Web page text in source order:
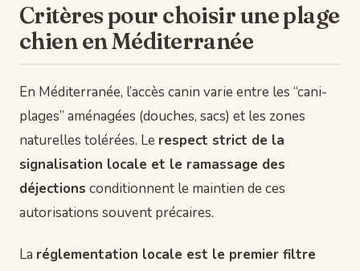
Critères pour choisir une plage
chien en Méditerranée
En Méditerranée, l’accès canin varie entre les “cani-
plages” aménagées (douches, sacs) et les zones
naturelles tolérées. Le respect strict de la
signalisation locale et le ramassage des
déjections conditionnent le maintien de ces
autorisations souvent précaires.
La réglementation locale est le premier filtre